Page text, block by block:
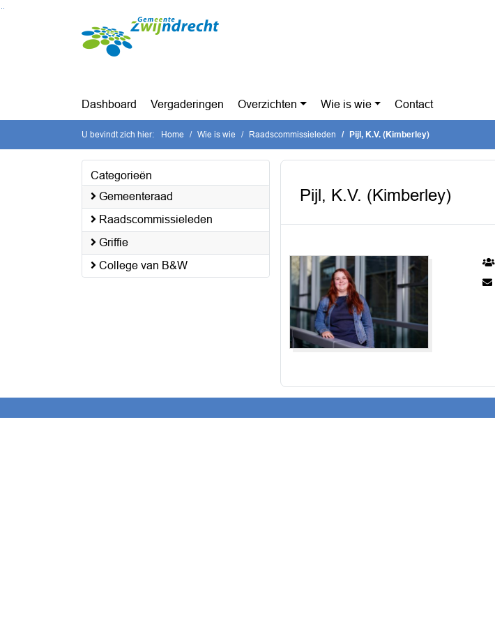
Ga naar de inhoud van deze pagina
Dashboard Vergaderingen Overzichten Wie is wie Contact
U bevindt zich hier: Home Wie is wie Raadscommissieleden Pijl, K.V. (Kimberley)
Categorieën
Gemeenteraad
Raadscommissieleden
Griffie
College van B&W
Pijl, K.V. (Kimberley)